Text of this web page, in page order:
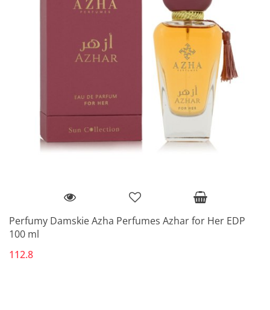
Perfumy Damskie Azha Perfumes Azhar for Her EDP
100 ml
112.8